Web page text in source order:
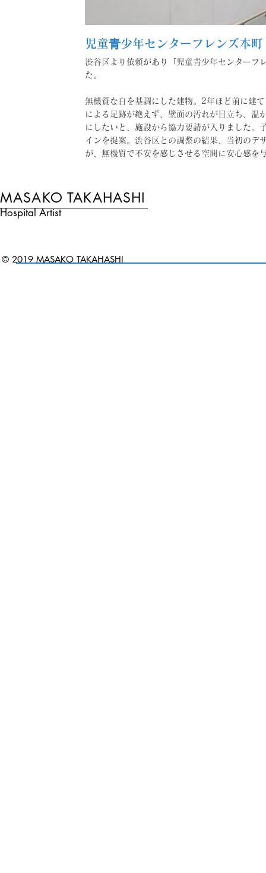
児童⻘少年センターフレンズ本町
渋谷区より依頼があり「児童青少年センターフ
た。
無機質な白を基調にした建物。2年ほど前に建
による足跡が絶えず、壁面の汚れが目立ち、温
にしたいと、施設から協力要請が入りました。
インを提案。渋谷区との調整の結果、当初のデ
が、無機質で不安を感じさせる空間に安心感を
MASAKO TAKAHASHI
Hospital Artist
© 2019 MASAKO TAKAHASHI